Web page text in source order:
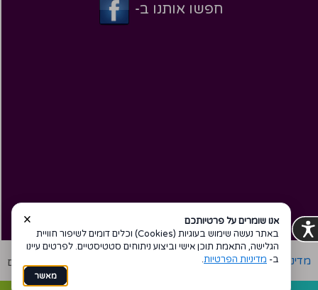
חפשו אותנו ב-
מדיניות פרטיות הצהרת נגישות
×
אנו שומרים על פרטיותכם
באתר נעשה שימוש בעוגיות (Cookies) וכלים דומים לשיפור חוויית
הגלישה, התאמת תוכן אישי וביצוע ניתוחים סטטיסטיים. לפרטים עיינו
ב- מדיניות הפרטיות.
מאשר